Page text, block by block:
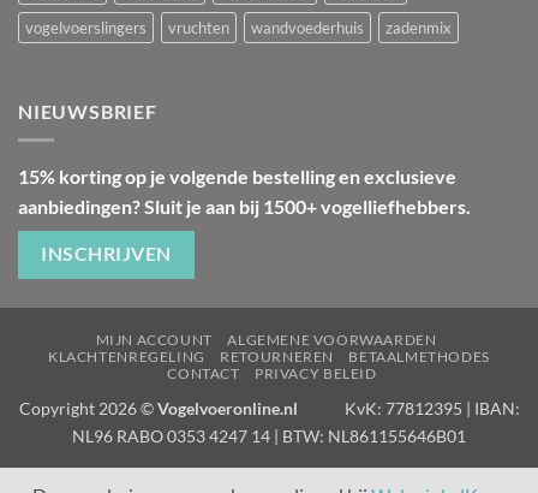
vogelvoerslingers
vruchten wandvoederhuis zadenmix
NIEUWSBRIEF
15% korting op je volgende bestelling en exclusieve
aanbiedingen? Sluit je aan bij 1500+ vogelliefhebbers.
INSCHRIJVEN
MIJN ACCOUNT
ALGEMENE VOORWAARDEN
KLACHTENREGELING
RETOURNEREN
BETAALMETHODES
CONTACT
PRIVACY BELEID
Copyright 2026 ©Vogelvoeronline.nl KvK: 77812395 | IBAN:
NL96 RABO 0353 4247 14 | BTW: NL861155646B01